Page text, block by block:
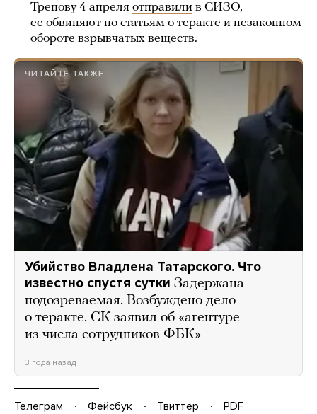
Трепову 4 апреля отправили в СИЗО,
ее обвиняют по статьям о теракте и незаконном
обороте взрывчатых веществ.
ЧИТАЙТЕ ТАКЖЕ
Убийство Владлена Татарского. Что
известно спустя сутки Задержана
подозреваемая. Возбуждено дело
о теракте. СК заявил об «агентуре
из числа сотрудников ФБК»
3 года назад
Телеграм Фейсбук Твиттер
PDF